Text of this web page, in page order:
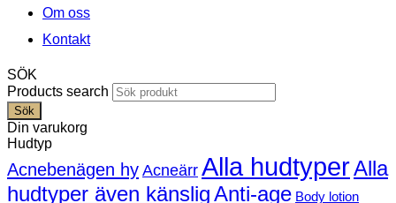
Om oss
Kontakt
SÖK
Products search
Sök
Din varukorg
Hudtyp
Acnebenägen hy Acneärr Alla hudtyperAlla
hudtyper även känsligAnti-age Body lotion